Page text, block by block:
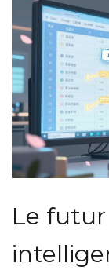
Le